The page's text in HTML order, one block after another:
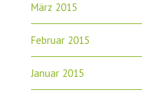
März 2015
Februar 2015
Januar 2015